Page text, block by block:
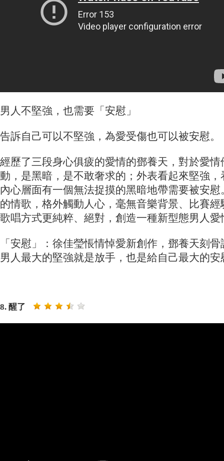
男人不堅強，也需要「安慰」
告訴自己可以不堅強，為愛受傷也可以被安慰。
經歷了三段身心俱疲的愛情的鄧養天，對於愛
動，是黑暗，是不敢奢求的；外表看起來堅強
內心層面有一個無法捉摸的黑暗地帶需要被安
的情歌，格外觸動人心，毫無音樂背景、比賽
歌唱方式更純粹、絕對，創造一種新型態男人愛
「安慰」：徐佳瑩悵情悼愛新創作，鄧養天刻
男人最大的堅強就是放手，也是給自己最大的安
8. 醒了